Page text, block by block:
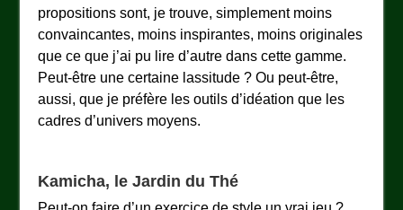
propositions sont, je trouve, simplement moins
convaincantes, moins inspirantes, moins originales
que ce que j’ai pu lire d’autre dans cette gamme.
Peut-être une certaine lassitude ? Ou peut-être,
aussi, que je préfère les outils d’idéation que les
cadres d’univers moyens.
Kamicha, le Jardin du Thé